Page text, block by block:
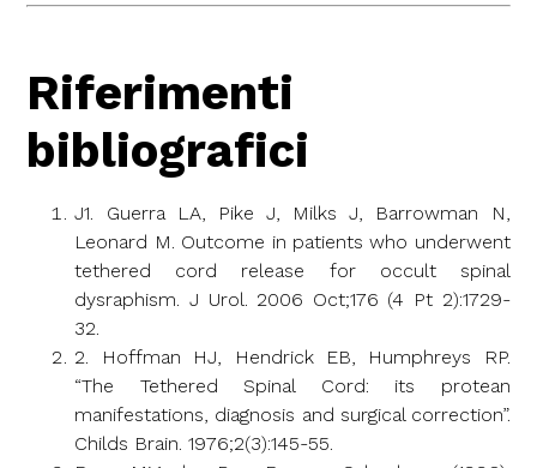
Riferimenti
bibliografici
J1. Guerra LA, Pike J, Milks J, Barrowman N,
Leonard M. Outcome in patients who underwent
tethered cord release for occult spinal
dysraphism. J Urol. 2006 Oct;176 (4 Pt 2):1729-
32.
2. Hoffman HJ, Hendrick EB, Humphreys RP.
“The Tethered Spinal Cord: its protean
manifestations, diagnosis and surgical correction”.
Childs Brain. 1976;2(3):145-55.